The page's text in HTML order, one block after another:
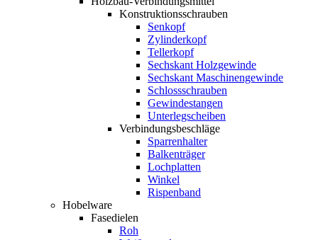
Konstruktionsschrauben
Senkopf
Zylinderkopf
Tellerkopf
Sechskant Holzgewinde
Sechskant Maschinengewinde
Schlossschrauben
Gewindestangen
Unterlegscheiben
Verbindungsbeschläge
Sparrenhalter
Balkenträger
Lochplatten
Winkel
Rispenband
Hobelware
Fasedielen
Roh